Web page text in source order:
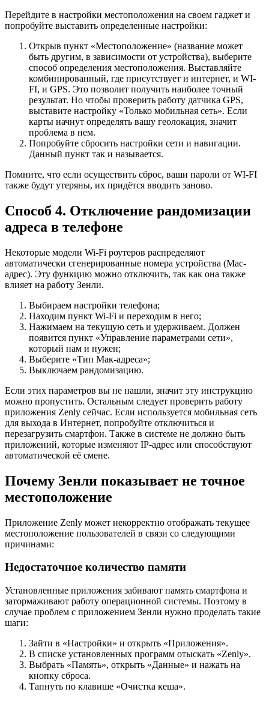
Перейдите в настройки местоположения на своем гаджет и
попробуйте выставить определенные настройки:
Открыв пункт «Местоположение» (название может
быть другим, в зависимости от устройства), выберите
способ определения местоположения. Выставляйте
комбинированный, где присутствует и интернет, и WI-
FI, и GPS. Это позволит получить наиболее точный
результат. Но чтобы проверить работу датчика GPS,
выставите настройку «Только мобильная сеть». Если
карты начнут определять вашу геолокация, значит
проблема в нем.
Попробуйте сбросить настройки сети и навигации.
Данный пункт так и называется.
Помните, что если осуществить сброс, ваши пароли от WI-FI
также будут утеряны, их придётся вводить заново.
Способ 4. Отключение рандомизации
адреса в телефоне
Некоторые модели Wi-Fi роутеров распределяют
автоматически сгенерированные номера устройства (Mac-
адрес). Эту функцию можно отключить, так как она также
влияет на работу Зенли.
Выбираем настройки телефона;
Находим пункт Wi-Fi и переходим в него;
Нажимаем на текущую сеть и удерживаем. Должен
появится пункт «Управление параметрами сети»,
который нам и нужен;
Выберите «Тип Мак-адреса»;
Выключаем рандомизацию.
Если этих параметров вы не нашли, значит эту инструкцию
можно пропустить. Остальным следует проверить работу
приложения Zenly сейчас. Если используется мобильная сеть
для выхода в Интернет, попробуйте отключиться и
перезагрузить смартфон. Также в системе не должно быть
приложений, которые изменяют IP-адрес или способствуют
автоматической её смене.
Почему Зенли показывает не точное
местоположение
Приложение Zenly может некорректно отображать текущее
местоположение пользователей в связи со следующими
причинами:
Недостаточное количество памяти
Установленные приложения забивают память смартфона и
затормаживают работу операционной системы. Поэтому в
случае проблем с приложением Зенли нужно проделать такие
шаги:
Зайти в «Настройки» и открыть «Приложения».
В списке установленных программ отыскать «Zenly».
Выбрать «Память», открыть «Данные» и нажать на
кнопку сброса.
Тапнуть по клавише «Очистка кеша».